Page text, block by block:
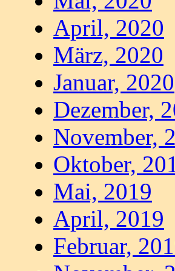
April, 2020
März, 2020
Januar, 2020
Dezember,
November,
Oktober,
Mai, 2019
April, 2019
Februar,